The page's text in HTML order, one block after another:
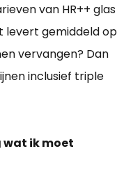
van HR++ glas
levert gemiddeld op
vervangen? Dan
inclusief triple
wat ik moet